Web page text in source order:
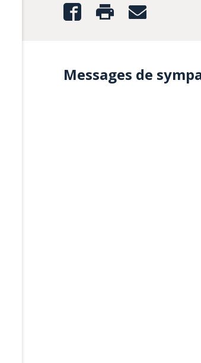
Messages de